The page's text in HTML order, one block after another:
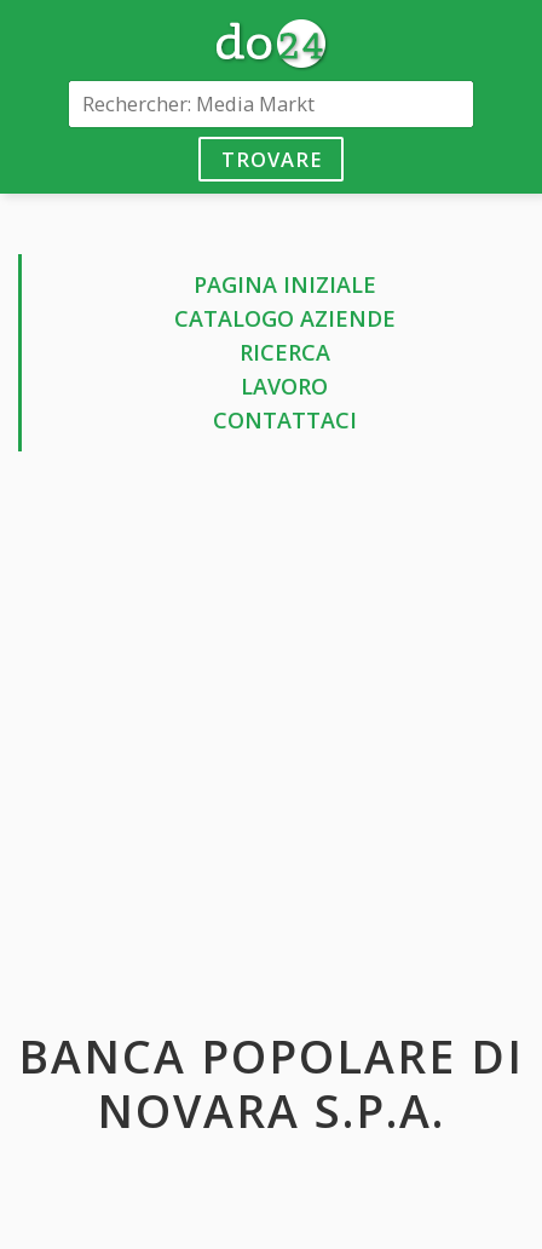
TROVARE
PAGINA INIZIALE
CATALOGO AZIENDE
RICERCA
LAVORO
CONTATTACI
BANCA POPOLARE DI
NOVARA S.P.A.